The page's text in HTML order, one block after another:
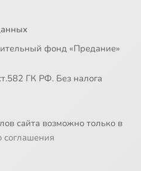
фонд «Предание»
ГК РФ. Без налога
сайта возможно только в
соглашения